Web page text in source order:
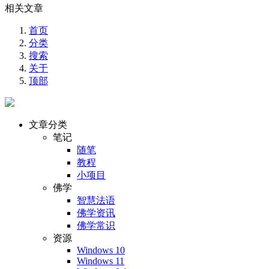
相关文章
首页
分类
搜索
关于
顶部
文章分类
笔记
随笔
教程
小项目
佛学
智慧法语
佛学资讯
佛学常识
资源
Windows 10
Windows 11